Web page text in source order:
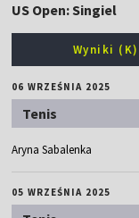
US Open: Singiel
Wyniki (K)
06 WRZEŚNIA 2025
Tenis
Aryna Sabalenka
05 WRZEŚNIA 2025